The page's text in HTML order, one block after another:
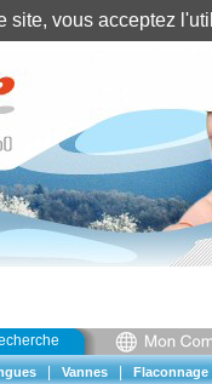
Vannes Flaconnage
site, vous acceptez